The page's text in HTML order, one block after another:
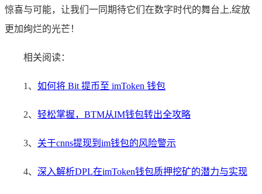
惊喜与可能，让我们一同期待它们在数字时代的舞台上,绽放
更加绚烂的光芒！
相关阅读：
1、 如何将 Bit 提币至 imToken 钱包
2、 轻松掌握，BTM从IM钱包转出全攻略
3、 关于cnns提现到im钱包的风险警示
4、 深入解析DPL在imToken钱包质押挖矿的潜力与实现